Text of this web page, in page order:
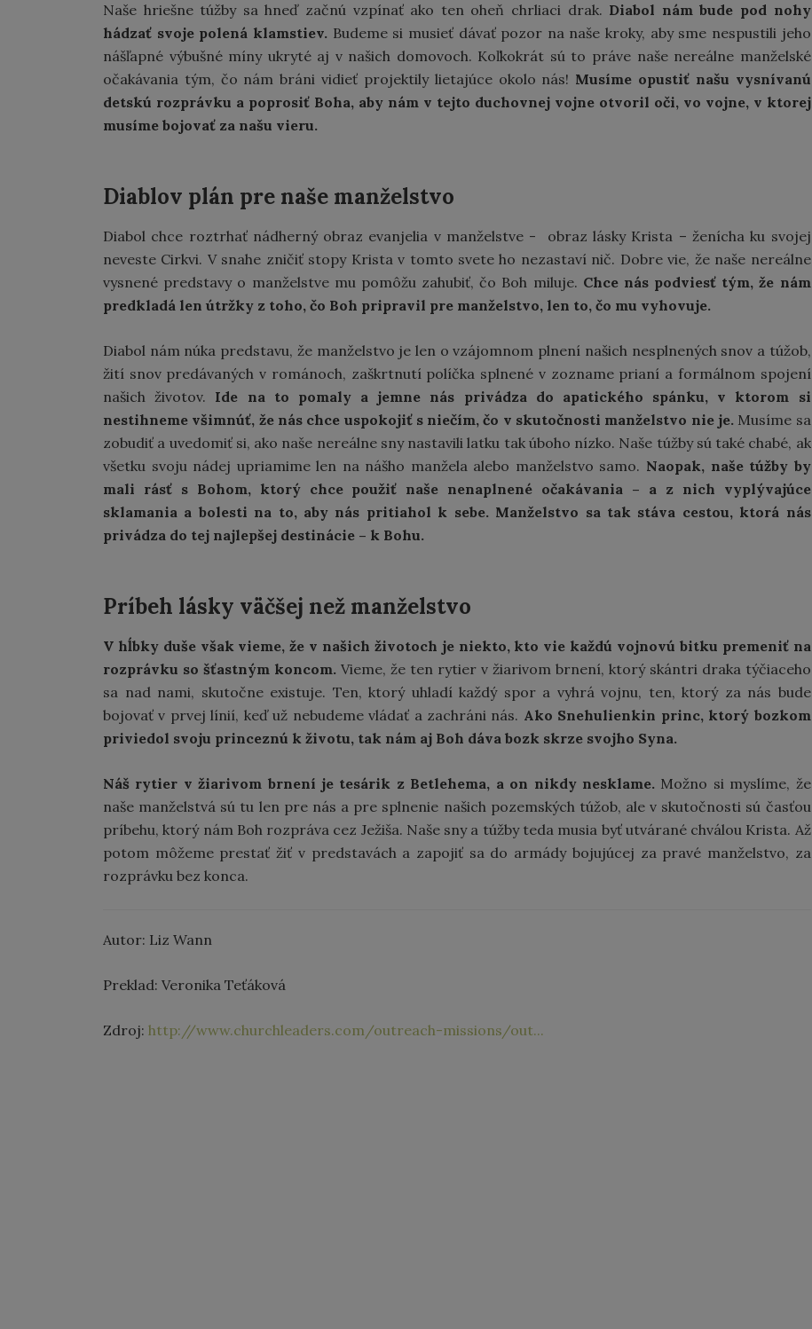
Naše hriešne túžby sa hneď začnú vzpínať ako ten oheň chrliaci drak. Diabol nám bude pod nohy
hádzať svoje polená klamstiev. Budeme si musieť dávať pozor na naše kroky, aby sme nespustili jeho
nášľapné výbušné míny ukryté aj v našich domovoch. Koľkokrát sú to práve naše nereálne manželské
očakávania tým, čo nám bráni vidieť projektily lietajúce okolo nás! Musíme opustiť našu vysnívanú
detskú rozprávku a poprosiť Boha, aby nám v tejto duchovnej vojne otvoril oči, vo vojne, v ktorej
musíme bojovať za našu vieru.
Diablov plán pre naše manželstvo
Diabol chce roztrhať nádherný obraz evanjelia v manželstve - obraz lásky Krista – ženícha ku svojej
neveste Cirkvi. V snahe zničiť stopy Krista v tomto svete ho nezastaví nič. Dobre vie, že naše nereálne
vysnené predstavy o manželstve mu pomôžu zahubiť, čo Boh miluje. Chce nás podviesť tým, že nám
predkladá len útržky z toho, čo Boh pripravil pre manželstvo, len to, čo mu vyhovuje.
Diabol nám núka predstavu, že manželstvo je len o vzájomnom plnení našich nesplnených snov a túžob,
žití snov predávaných v románoch, zaškrtnutí políčka splnené v zozname prianí a formálnom spojení
našich životov. Ide na to pomaly a jemne nás privádza do apatického spánku, v ktorom si
nestihneme všimnúť, že nás chce uspokojiť s niečím, čo v skutočnosti manželstvo nie je. Musíme sa
zobudiť a uvedomiť si, ako naše nereálne sny nastavili latku tak úboho nízko. Naše túžby sú také chabé, ak
všetku svoju nádej upriamime len na nášho manžela alebo manželstvo samo. Naopak, naše túžby by
mali rásť s Bohom, ktorý chce použiť naše nenaplnené očakávania – a z nich vyplývajúce
sklamania a bolesti na to, aby nás pritiahol k sebe. Manželstvo sa tak stáva cestou, ktorá nás
privádza do tej najlepšej destinácie – k Bohu.
Príbeh lásky väčšej než manželstvo
V hĺbky duše však vieme, že v našich životoch je niekto, kto vie každú vojnovú bitku premeniť na
rozprávku so šťastným koncom. Vieme, že ten rytier v žiarivom brnení, ktorý skántri draka týčiaceho
sa nad nami, skutočne existuje. Ten, ktorý uhladí každý spor a vyhrá vojnu, ten, ktorý za nás bude
bojovať v prvej línií, keď už nebudeme vládať a zachráni nás. Ako Snehulienkin princ, ktorý bozkom
priviedol svoju princeznú k životu, tak nám aj Boh dáva bozk skrze svojho Syna.
Náš rytier v žiarivom brnení je tesárik z Betlehema, a on nikdy nesklame. Možno si myslíme, že
naše manželstvá sú tu len pre nás a pre splnenie našich pozemských túžob, ale v skutočnosti sú časťou
príbehu, ktorý nám Boh rozpráva cez Ježiša. Naše sny a túžby teda musia byť utvárané chválou Krista. Až
potom môžeme prestať žiť v predstavách a zapojiť sa do armády bojujúcej za pravé manželstvo, za
rozprávku bez konca.
Autor: Liz Wann
Preklad: Veronika Teťáková
Zdroj: http://www.churchleaders.com/outreach-missions/out​...